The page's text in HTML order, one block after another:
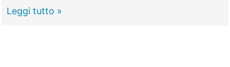
TIVOLI -
Leggi tutto »